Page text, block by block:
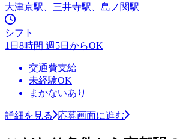
大津京駅、三井寺駅、島ノ関駅
シフト
1日8時間 週5日からOK
交通費支給
未経験OK
まかないあり
詳細を見る 応募画面に進む